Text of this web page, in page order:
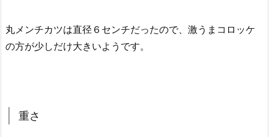
丸メンチカツは直径６センチだったので、激うまコロッケ
の方が少しだけ大きいようです。
重さ